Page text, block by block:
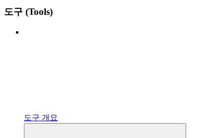
도구 (Tools)
도구 개요